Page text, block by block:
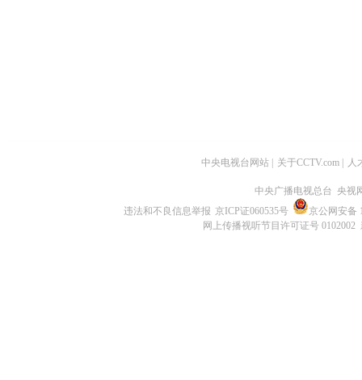
中央电视台网站 关于CCTV.com 人
中央广播电视总台 央视
违法和不良信息举报 京ICP证060535号
京公网安备
网上传播视听节目许可证号 0102002